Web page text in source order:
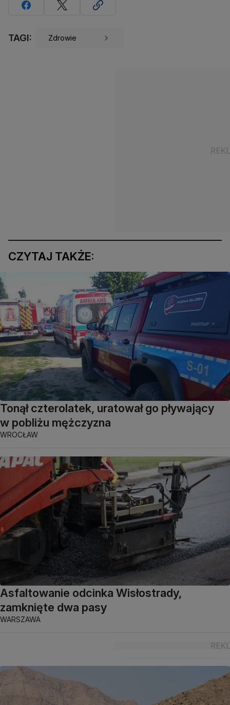
TAGI: Zdrowie
CZYTAJ TAKŻE:
Tonął czterolatek, uratował go pływający
w pobliżu mężczyzna
WROCŁAW
Asfaltowanie odcinka Wisłostrady,
zamknięte dwa pasy
WARSZAWA